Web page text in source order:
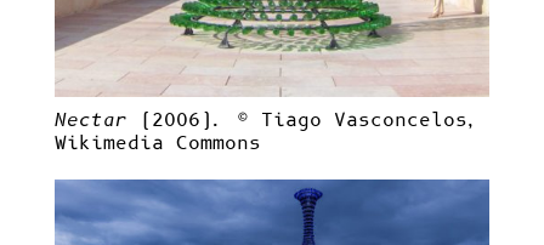
Nectar (2006). © Tiago Vasconcelos,
Wikimedia Commons